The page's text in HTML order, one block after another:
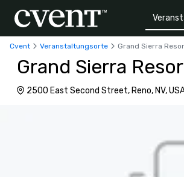
Cvent Veranstaltungsorte Grand Sierra
Grand Sierra
2500 East Second Street, Reno, NV,